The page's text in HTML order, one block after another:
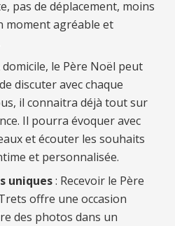
pas de déplacement, moins
moment agréable et
domicile, le Père Noël peut
discuter avec chaque
il connaitra déjà tout sur
Il pourra évoquer avec
et écouter les souhaits
et personnalisée.
uniques: Recevoir le Père
offre une occasion
des photos dans un